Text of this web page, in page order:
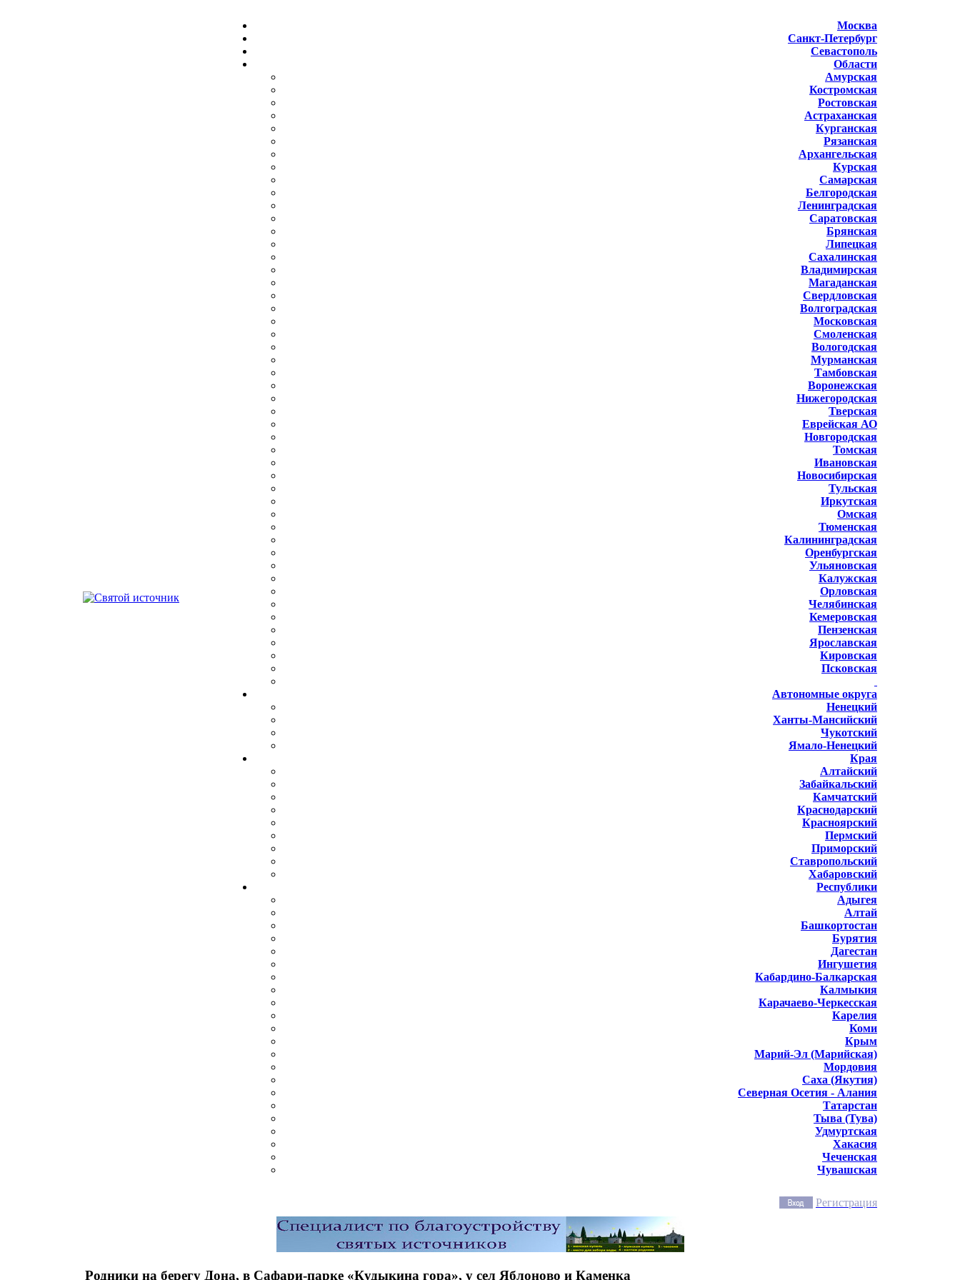
Москва
Санкт-Петербург
Севастополь
Области
Амурская
Костромская
Ростовская
Астраханская
Курганская
Рязанская
Архангельская
Курская
Самарская
Белгородская
Ленинградская
Саратовская
Брянская
Липецкая
Сахалинская
Владимирская
Магаданская
Свердловская
Волгоградская
Московская
Смоленская
Вологодская
Мурманская
Тамбовская
Воронежская
Нижегородская
Тверская
Еврейская АО
Новгородская
Томская
Ивановская
Новосибирская
Тульская
Иркутская
Омская
Тюменская
Калининградская
Оренбургская
Ульяновская
Калужская
Орловская
Челябинская
Кемеровская
Пензенская
Ярославская
Кировская
Псковская
Автономные округа
Ненецкий
Ханты-Мансийский
Чукотский
Ямало-Ненецкий
Края
Алтайский
Забайкальский
Камчатский
Краснодарский
Красноярский
Пермский
Приморский
Ставропольский
Хабаровский
Республики
Адыгея
Алтай
Башкортостан
Бурятия
Дагестан
Ингушетия
Кабардино-Балкарская
Калмыкия
Карачаево-Черкесская
Карелия
Коми
Крым
Марий-Эл (Марийская)
Мордовия
Саха (Якутия)
Северная Осетия - Алания
Татарстан
Тыва (Тува)
Удмуртская
Хакасия
Чеченская
Чувашская
Регистрация
Родники на берегу Дона, в Сафари-парке «Кудыкина гора», у сел Яблоново и Каменка